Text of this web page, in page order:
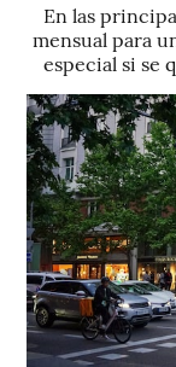
En las
mensual para
especial si se